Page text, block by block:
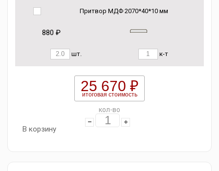
Притвор МДФ 2070*40*10 мм
880 ₽
шт. к-т
25 670 ₽
итоговая стоимость
кол-во
В корзину